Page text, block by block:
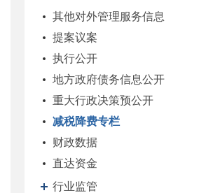
其他对外管理服务信息
提案议案
执行公开
地方政府债务信息公开
重大行政决策预公开
减税降费专栏
财政数据
直达资金
行业监管